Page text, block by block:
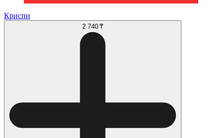
Криспи
2 740 ₸